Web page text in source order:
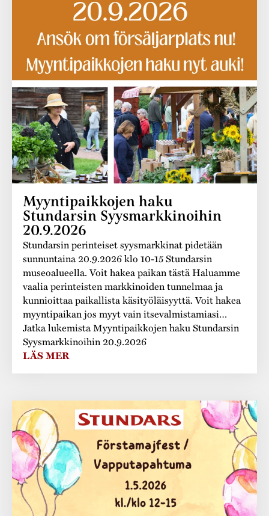
Vaellusreitti
Saavutettavuus
Kestävä kehitys
Turvallisuus
Yhteystiedot
Varaa tilat
Jarl Hemmer
Rakennukset
Rakennusperintö
Museokokoelmat
Museopedagogiikka
Käsityö
Projektit
YSTÄVÄT
Markkinat
Vuosikertomukset
Vuoden Gunnar
Myyntipaikkojen haku
Stundarsin Syysmarkkinoihin
20.9.2026
Stundarsin perinteiset syysmarkkinat pidetään
sunnuntaina 20.9.2026 klo 10-15 Stundarsin
museoalueella. Voit hakea paikan tästä Haluamme
vaalia perinteisten markkinoiden tunnelmaa ja
kunnioittaa paikallista käsityöläisyyttä. Voit hakea
myyntipaikan jos myyt vain itsevalmistamiasi…
Jatka lukemista Myyntipaikkojen haku Stundarsin
Syysmarkkinoihin 20.9.2026
LÄS MER